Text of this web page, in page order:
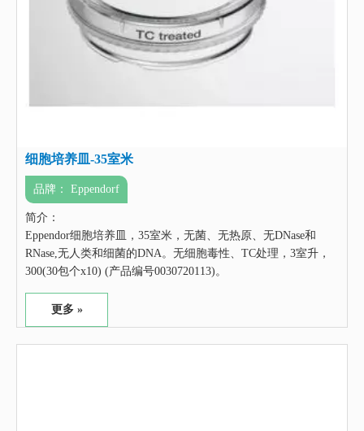
细胞培养皿-35室米
品牌： Eppendorf
简介：
Eppendor细胞培养皿，35室米，无菌、无热原、无DNase和
RNase,无人类和细菌的DNA。无细胞毒性、TC处理，3室升，
300(30包个x10) (产品编号0030720113)。
更多 »